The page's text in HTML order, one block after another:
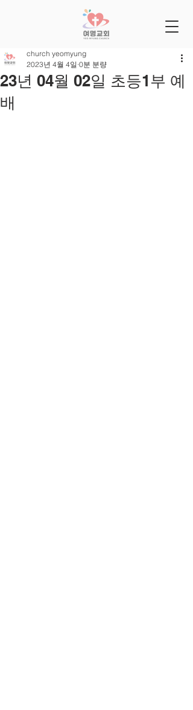
23년 04월 02일 초등1부 예
배
church yeomyung
2023년 4월 4일 0분 분량